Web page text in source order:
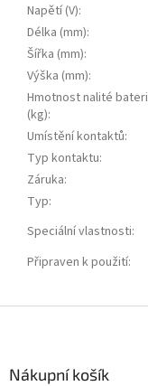
Napětí (V):
Délka (mm):
Šířka (mm):
Výška (mm):
Hmotnost nalité
(kg):
Umístění kontaktů:
Typ kontaktu:
Záruka:
Typ:
Speciální vlastnosti:
Připraven k použití:
Nákupní košík